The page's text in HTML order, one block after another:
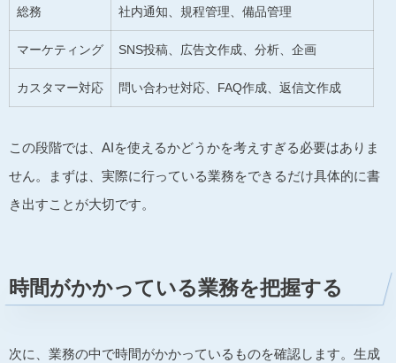
総務 社内通知、規程管理、備品管理
マーケティング SNS投稿、広告文作成、分析、企画
カスタマー対応 問い合わせ対応、FAQ作成、返信文作成
この段階では、AIを使えるかどうかを考えすぎる必要はありま
せん。まずは、実際に行っている業務をできるだけ具体的に書
き出すことが大切です。
時間がかかっている業務を把握する
次に、業務の中で時間がかかっているものを確認します。生成